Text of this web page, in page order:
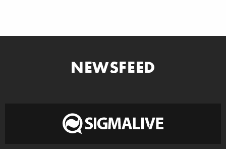
NEWSFEED